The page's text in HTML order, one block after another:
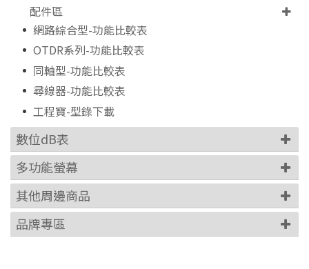
配件區
網路綜合型-功能比較表
OTDR系列-功能比較表
同軸型-功能比較表
尋線器-功能比較表
工程寶-型錄下載
數位dB表
多功能螢幕
其他周邊商品
品牌專區